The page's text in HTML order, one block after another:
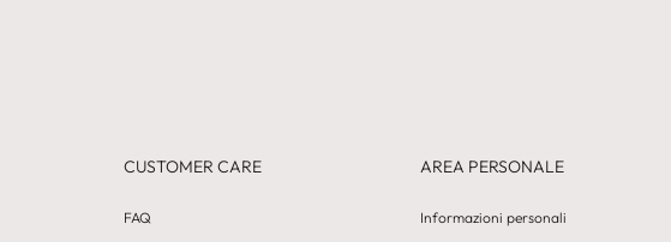
CUSTOMER CARE
FAQ
AREA PERSONALE
Informazioni personali